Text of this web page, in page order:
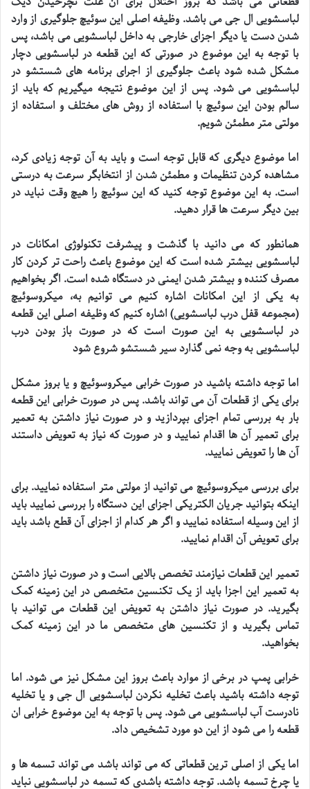
لباسشویی ال جی می باشد. وظیفه اصلی این سوئیچ جلوگیری از وارد
شدن دست یا دیگر اجزای خارجی به داخل لباسشویی می باشد، پس
با توجه به این موضوع در صورتی که این قطعه در لباسشویی دچار
مشکل شده شود باعث جلوگیری از اجرای برنامه های شستشو در
لباسشویی می شود. پس از این موضوع نتیجه میگیریم که باید از
سالم بودن این سوئیچ با استفاده از روش های مختلف و استفاده از
مولتی متر مطمئن شویم.
اما موضوع دیگری که قابل توجه است و باید به آن توجه زیادی کرد،
مشاهده کردن تنظیمات و مطمئن شدن از انتخابگر سرعت به درستی
است. به این موضوع توجه کنید که این سوئیچ را هیچ وقت نباید در
بین دیگر سرعت ها قرار دهید.
همانطور که می دانید با گذشت و پیشرفت تکنولوژی امکانات در
لباسشویی بیشتر شده است که این موضوع باعث راحت تر کردن کار
مصرف کننده و بیشتر شدن ایمنی در دستگاه شده است. اگر بخواهیم
به یکی از این امکانات اشاره کنیم می توانیم به، میکروسوئیچ
(مجموعه قفل درب لباسشویی) اشاره کنیم که وظیفه اصلی این قطعه
در لباسشویی به این صورت است که در صورت باز بودن درب
لباسشویی به وجه نمی گذارد سیر شستشو شروع شود
اما توجه داشته باشید در صورت خرابی میکروسوئیچ و یا بروز مشکل
برای یکی از قطعات آن می تواند باشد. پس در صورت خرابی این قطعه
بار به بررسی تمام اجزای بپردازید و در صورت نیاز داشتن به تعمیر
برای تعمیر آن ها اقدام نمایید و در صورت که نیاز به تعویض داستند
آن ها را تعویض نمایید.
برای بررسی میکروسوئیچ می توانید از مولتی متر استفاده نمایید. برای
اینکه بتوانید جریان الکتریکی اجزای این دستگاه را بررسی نمایید باید
از این وسیله استفاده نمایید و اگر هر کدام از اجزای آن قطع باشد باید
برای تعویض آن اقدام نمایید.
تعمیر این قطعات نیازمند تخصص بالایی است و در صورت نیاز داشتن
به تعمیر این اجزا باید از یک تکنسین متخصص در این زمینه کمک
بگیرید. در صورت نیاز داشتن به تعویض این قطعات می توانید با
تماس بگیرید و از تکنسین های متخصص ما در این زمینه کمک
بخواهید.
خرابی پمپ در برخی از موارد باعث بروز این مشکل نیز می شود. اما
توجه داشته باشید باعث تخلیه نکردن لباسشویی ال جی و یا تخلیه
نادرست آب لباسشویی می شود. پس با توجه به این موضوع خرابی ان
قطعه را می شود از این دو مورد تشخیص داد.
اما یکی از اصلی ترین قطعاتی که می تواند باشد می تواند تسمه ها و
یا چرخ تسمه باشد. توجه داشته باشدی که تسمه در لباسشویی نباید